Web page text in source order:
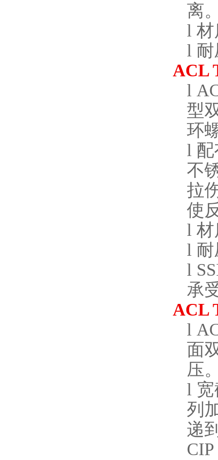
离
l 材
l
ACL
l
型
环
l
不
拉
使
l 材
l
l
承
ACL
l
面
压
l
列
递
CIP